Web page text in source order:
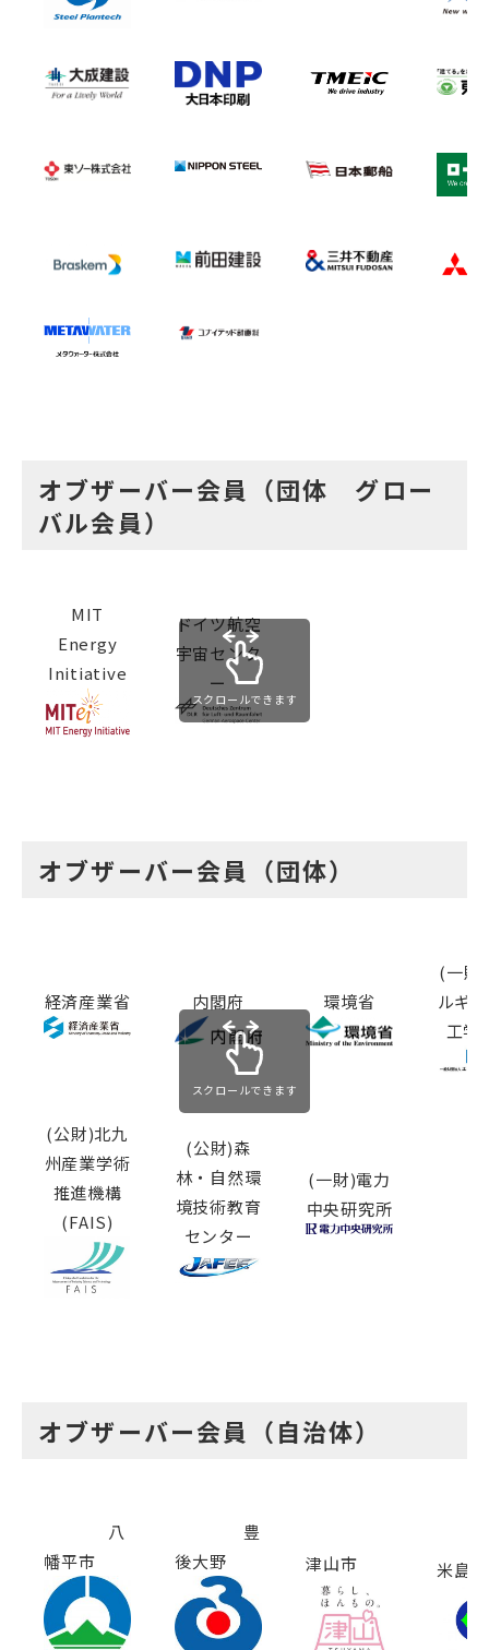
オブザーバー会員（団体 グロー
バル会員）
MIT
Energy
Initiative
ドイツ航空
宇宙センタ
ー
スクロールできます
オブザーバー会員（団体）
経済産業省 内閣府 環境省
(一財
ルギ
工学
(公財)北九
州産業学術
推進機構
(FAIS)
(公財)森
林・自然環
境技術教育
センター
(一財)電力
中央研究所
スクロールできます
オブザーバー会員（自治体）
八
幡平市
豊
後大野
津山市
米島町